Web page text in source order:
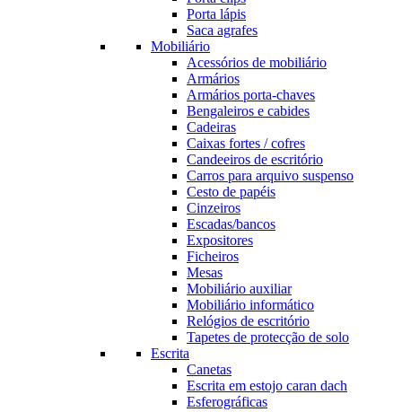
Porta lápis
Saca agrafes
Mobiliário
Acessórios de mobiliário
Armários
Armários porta-chaves
Bengaleiros e cabides
Cadeiras
Caixas fortes / cofres
Candeeiros de escritório
Carros para arquivo suspenso
Cesto de papéis
Cinzeiros
Escadas/bancos
Expositores
Ficheiros
Mesas
Mobiliário auxiliar
Mobiliário informático
Relógios de escritório
Tapetes de protecção de solo
Escrita
Canetas
Escrita em estojo caran dach
Esferográficas